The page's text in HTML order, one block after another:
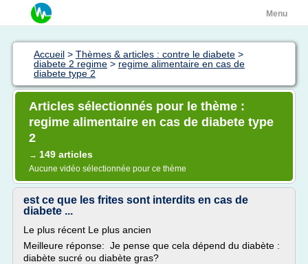
Menu
Accueil > Thèmes & articles : contre le diabete >
diabete 2 regime > regime alimentaire en cas de
diabete type 2
Articles sélectionnés pour le thème :
regime alimentaire en cas de diabete type
2
→ 149 articles
Aucune vidéo sélectionnée pour ce thème
est ce que les frites sont interdits en cas de
diabete ...
Le plus récent Le plus ancien
Meilleure réponse: Je pense que cela dépend du diabète :
diabète sucré ou diabète gras?